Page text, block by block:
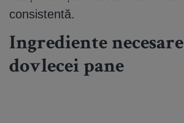
consistentă.
Ingrediente
dovlecei pane